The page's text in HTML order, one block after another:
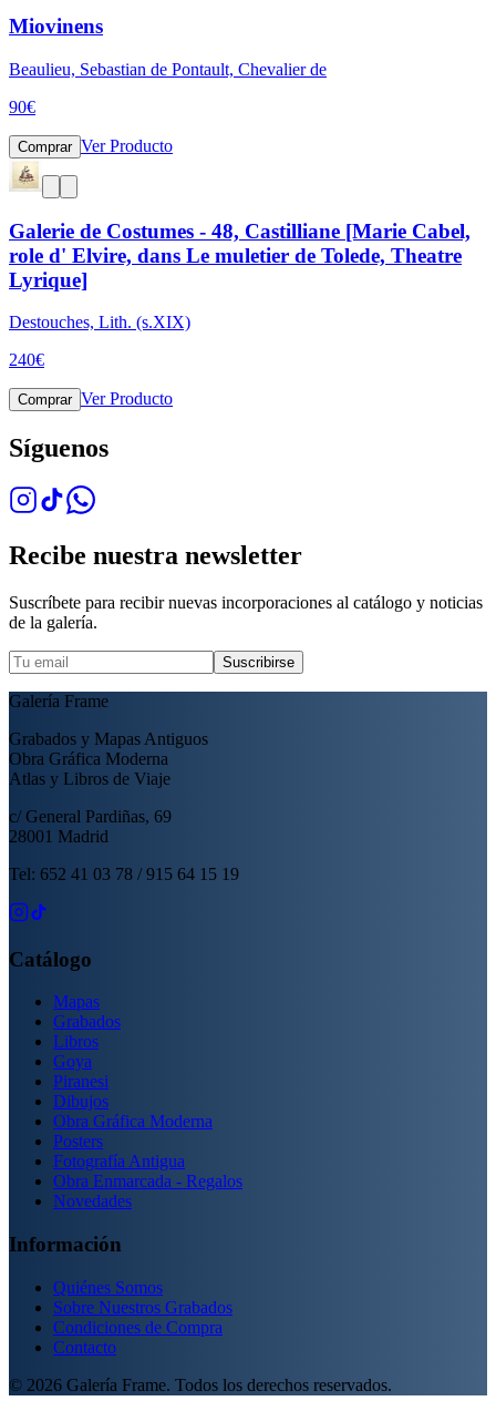
Miovinens
Beaulieu, Sebastian de Pontault, Chevalier de
90€
Comprar Ver Producto
Galerie de Costumes - 48, Castilliane [Marie Cabel,
role d' Elvire, dans Le muletier de Tolede, Theatre
Lyrique]
Destouches, Lith. (s.XIX)
240€
Comprar Ver Producto
Síguenos
Recibe nuestra newsletter
Suscríbete para recibir nuevas incorporaciones al catálogo y noticias
de la galería.
Suscribirse
Galería Frame
Grabados y Mapas Antiguos
Obra Gráfica Moderna
Atlas y Libros de Viaje
c/ General Pardiñas, 69
28001 Madrid
Tel: 652 41 03 78 / 915 64 15 19
Catálogo
Mapas
Grabados
Libros
Goya
Piranesi
Dibujos
Obra Gráfica Moderna
Posters
Fotografía Antigua
Obra Enmarcada - Regalos
Novedades
Información
Quiénes Somos
Sobre Nuestros Grabados
Condiciones de Compra
Contacto
© 2026 Galería Frame. Todos los derechos reservados.